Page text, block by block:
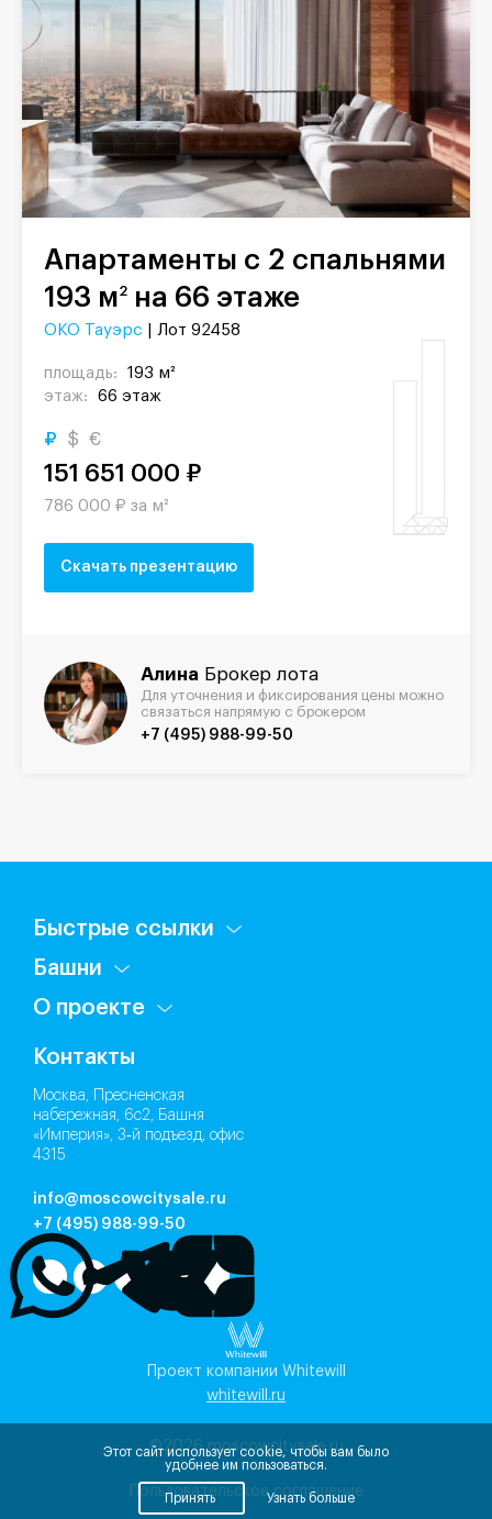
Апартаменты с 2 спальнями
193 м2 на 66 этаже
ОКО Тауэрс | Лот 92458
площадь:
193 м²
этаж:
66 этаж
₽ $ €
151 651 000 ₽
786 000 ₽ за м²
Скачать презентацию
Алина Брокер лота
Для уточнения и фиксирования цены можно
связаться напрямую с брокером
+7 (495) 988-99-50
Быстрые ссылки
Башни
О проекте
Контакты
Москва, Пресненская
набережная, 6с2, Башня
«Империя», 3‑й подъезд, офис
4315
info@moscowcitysale.ru
+7 (495) 988-99-50
©2026moscowcitysale.ru
Пользовательское соглашение
Проект компании Whitewill
whitewill.ru
Этот сайт использует cookie, чтобы вам было
удобнее им пользоваться.
Принять Узнать больше